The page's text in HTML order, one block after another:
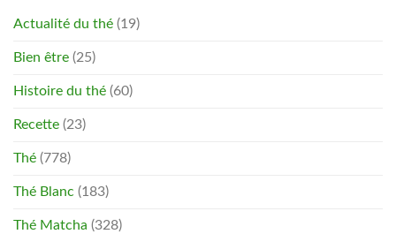
Actualité du thé (19)
Bien être (25)
Histoire du thé (60)
Recette (23)
Thé (778)
Thé Blanc (183)
Thé Matcha (328)